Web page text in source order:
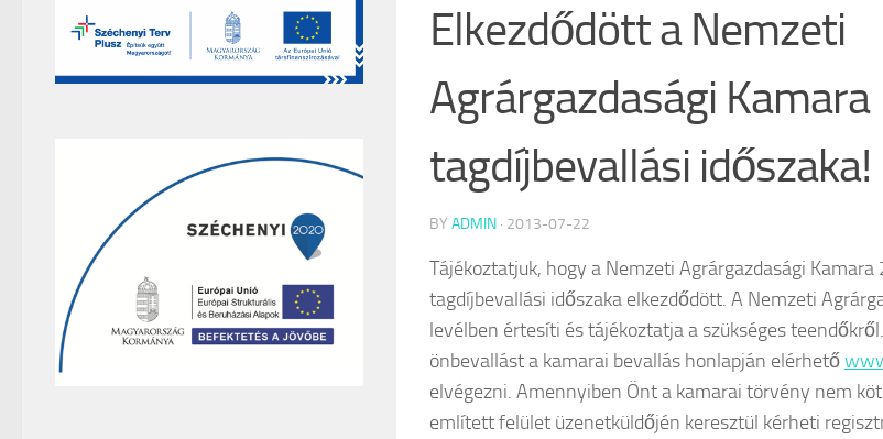
Elkezdődött a Nemzeti
Agrárgazdasági Kamara
tagdíjbevallási időszaka!
BY ADMIN · 2013-07-22
Tájékoztatjuk, hogy a Nemzeti Agrárgazdasági
tagdíjbevallási időszaka elkezdődött. A Nemzeti
levélben értesíti és tájékoztatja a szükséges
önbevallást a kamarai bevallás honlapján elérhető
elvégezni. Amennyiben Önt a kamarai törvény nem
említett felület üzenetküldőjén keresztül kérheti